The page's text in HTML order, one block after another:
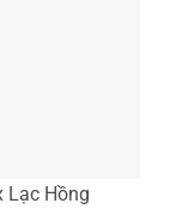
Lạc Hồng